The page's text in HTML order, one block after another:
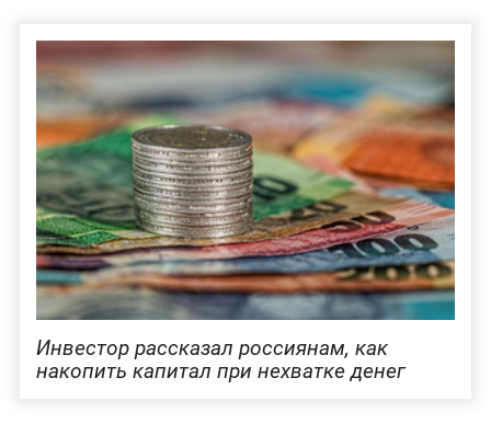
Инвестор рассказал россиянам, как
накопить капитал при нехватке денег